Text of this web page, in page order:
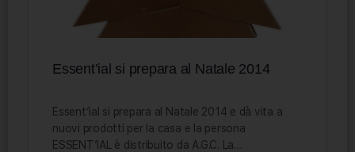
Essent’ial si prepara al Natale 2014
Essent’ial si prepara al Natale 2014 e dà vita a
nuovi prodotti per la casa e la persona
ESSENT’IAL è distribuito da A.G.C. La…